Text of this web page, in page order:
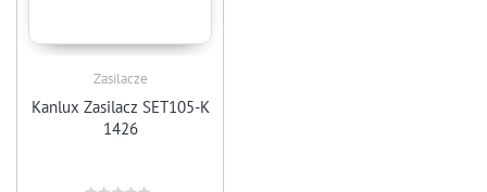
Zasilacze
Kanlux Zasilacz SET105-K
1426